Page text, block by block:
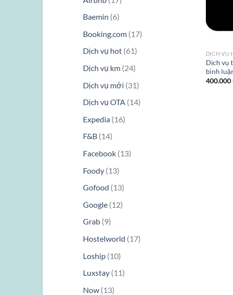
phẩm
Baemin 66
phẩm
Booking.com 1717
Dịch vụ hot 6161
phẩm
Dịch vụ km 2424
phẩm
Dịch vụ mới 3131
phẩm
Dịch vụ OTA 1414
Expedia 1616
F&B 1414
sản
phẩm
Facebook 1313
Foody 1313
phẩm
Gofood 1313
phẩm
Google 1212
Grab 99
Hostelworld 1717
Loship 1010
phẩm
Luxstay 1111
Now 1313
DỊCH VỤ
Dịch vụ
bình
400.000